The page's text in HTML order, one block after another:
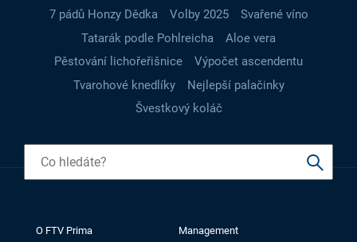
7 pádů Honzy Dědka
Volby 2025
Svařené víno
Tatarák podle Pohlreicha
Aloe vera
Pěstování lichořeřišnice
Výpočet ascendentu
Tvarohové knedlíky
Nejlepší palačinky
Švestkový koláč
O FTV Prima Management